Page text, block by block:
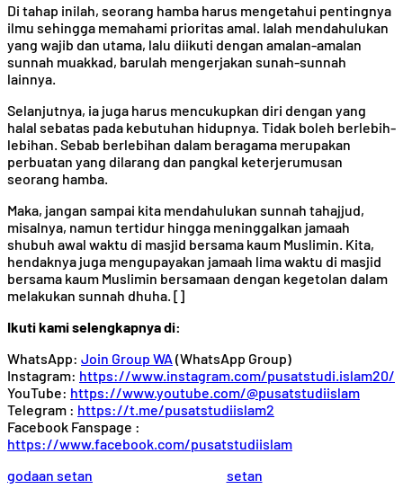
Di tahap inilah, seorang hamba harus mengetahui pentingnya
ilmu sehingga memahami prioritas amal. Ialah mendahulukan
yang wajib dan utama, lalu diikuti dengan amalan-amalan
sunnah muakkad, barulah mengerjakan sunah-sunnah
lainnya.
Selanjutnya, ia juga harus mencukupkan diri dengan yang
halal sebatas pada kebutuhan hidupnya. Tidak boleh berlebih-
lebihan. Sebab berlebihan dalam beragama merupakan
perbuatan yang dilarang dan pangkal keterjerumusan
seorang hamba.
Maka, jangan sampai kita mendahulukan sunnah tahajjud,
misalnya, namun tertidur hingga meninggalkan jamaah
shubuh awal waktu di masjid bersama kaum Muslimin. Kita,
hendaknya juga mengupayakan jamaah lima waktu di masjid
bersama kaum Muslimin bersamaan dengan kegetolan dalam
melakukan sunnah dhuha. []
Ikuti kami selengkapnya di:
WhatsApp: Join Group WA (WhatsApp Group)
Instagram: https://www.instagram.com/pusatstudi.islam20/
YouTube: https://www.youtube.com/@pusatstudiislam
Telegram : https://t.me/pusatstudiislam2
Facebook Fanspage :
https://www.facebook.com/pusatstudiislam
godaan setan
setan